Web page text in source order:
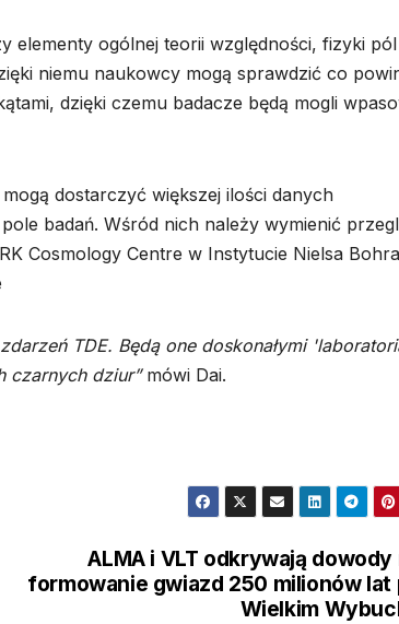
elementy ogólnej teorii względności, fizyki pól
niemu naukowcy mogą sprawdzić co
dzięki czemu badacze będą mogli
dostarczyć większej ilości danych
badań. Wśród nich należy wymienić
Cosmology Centre w Instytucie Nielsa Bohra
TDE. Będą one doskonałymi
czarnych dziur”mówi Dai.
ALMA i VLT odkrywają dowody
formowanie gwiazd 250 milionów lat
Wielkim